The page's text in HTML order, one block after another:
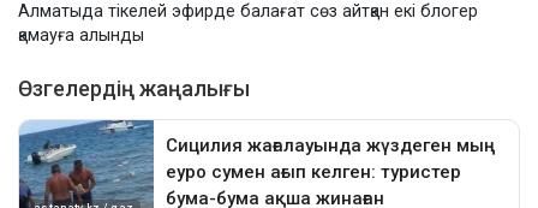
Алматыда тікелей эфирде балағат сөз айтқан екі блогер
қамауға алынды